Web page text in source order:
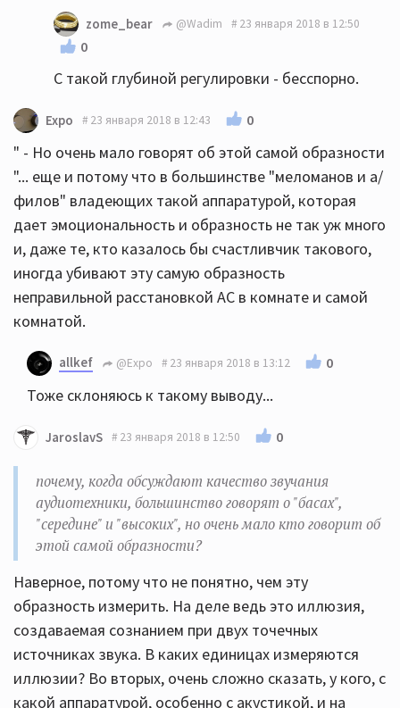
zome_bear @Wadim 23 января 2018 в 12:50
0
С такой глубиной регулировки - бесспорно.
Expo 23 января 2018 в 12:43 0
" - Но очень мало говорят об этой самой образности
"... еще и потому что в большинстве "меломанов и а/
филов" владеющих такой аппаратурой, которая
дает эмоциональность и образность не так уж много
и, даже те, кто казалось бы счастливчик такового,
иногда убивают эту самую образность
неправильной расстановкой АС в комнате и самой
комнатой.
allkef @Expo 23 января 2018 в 13:12 0
Тоже склоняюсь к такому выводу...
JaroslavS 23 января 2018 в 12:50 0
почему, когда обсуждают качество звучания
аудиотехники, большинство говорят о "басах",
"середине" и "высоких", но очень мало кто говорит об
этой самой образности?
Наверное, потому что не понятно, чем эту
образность измерить. На деле ведь это иллюзия,
создаваемая сознанием при двух точечных
источниках звука. В каких единицах измеряются
иллюзии? Во вторых, очень сложно сказать, у кого, с
какой аппаратурой, особенно с акустикой, и на